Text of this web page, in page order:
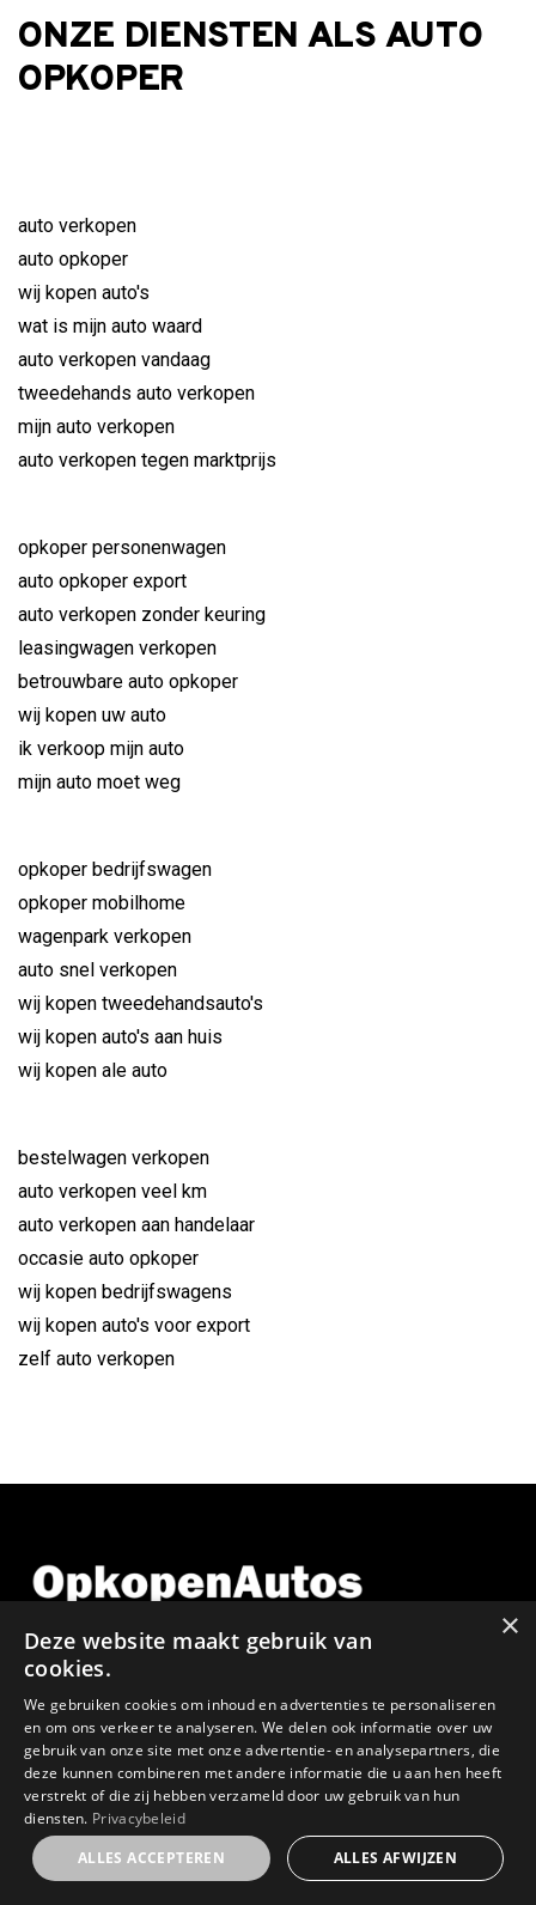
ONZE DIENSTEN ALS AUTO
OPKOPER
auto verkopen
auto opkoper
wij kopen auto's
wat is mijn auto waard
auto verkopen vandaag
tweedehands auto verkopen
mijn auto verkopen
auto verkopen tegen marktprijs
opkoper personenwagen
auto opkoper export
auto verkopen zonder keuring
leasingwagen verkopen
betrouwbare auto opkoper
wij kopen uw auto
ik verkoop mijn auto
mijn auto moet weg
opkoper bedrijfswagen
opkoper mobilhome
wagenpark verkopen
auto snel verkopen
wij kopen tweedehandsauto's
wij kopen auto's aan huis
wij kopen ale auto
bestelwagen verkopen
auto verkopen veel km
auto verkopen aan handelaar
occasie auto opkoper
wij kopen bedrijfswagens
wij kopen auto's voor export
zelf auto verkopen
GSM:
0478 64 59 23
E-MAIL:
info@opkopenautos.be
×
Deze website maakt gebruik van
cookies.
We gebruiken cookies om inhoud en advertenties te personaliseren
en om ons verkeer te analyseren. We delen ook informatie over uw
gebruik van onze site met onze advertentie- en analysepartners, die
deze kunnen combineren met andere informatie die u aan hen heeft
verstrekt of die zij hebben verzameld door uw gebruik van hun
diensten. Privacybeleid
ALLES ACCEPTEREN
ALLES AFWIJZEN